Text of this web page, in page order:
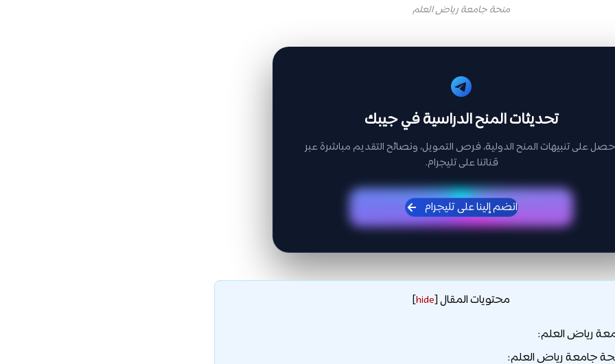
منحة جامعة رياض العلم
تحديثات المنح الدراسية في جيبك
على تنبيهات المنح الدولية، فرص التمويل، ونصائح التقديم مباشرة عبر
قناتنا على تليجرام.
انضم إلينا على تليجرام
محتويات المقال [
hide
]
رياض العلم:
جامعة رياض العلم: